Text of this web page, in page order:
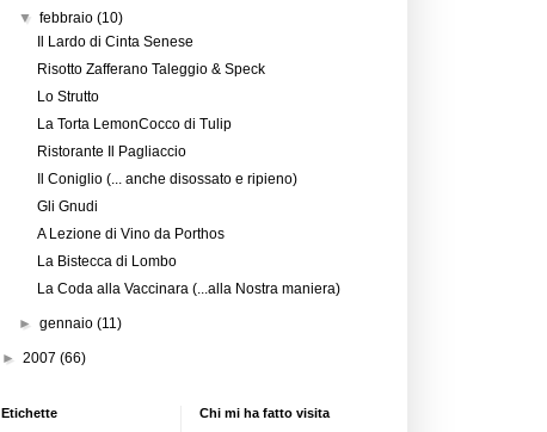
▼febbraio(10)
Il Lardo di Cinta Senese
Risotto Zafferano Taleggio & Speck
Lo Strutto
La Torta LemonCocco di Tulip
Ristorante Il Pagliaccio
Il Coniglio (... anche disossato e ripieno)
Gli Gnudi
A Lezione di Vino da Porthos
La Bistecca di Lombo
La Coda alla Vaccinara (...alla Nostra maniera)
►gennaio(11)
► 2007 (66)
Etichette Chi mi ha fatto visita